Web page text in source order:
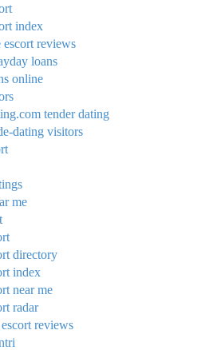
index
reviews
loans
online
tender dating
dating visitors
me
directory
index
near me
radar
reviews